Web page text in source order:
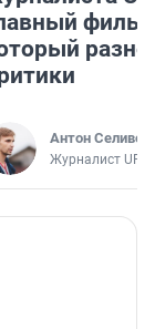
Антон
Журналист